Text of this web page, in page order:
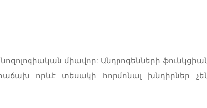
նոզոլոգիական միավոր: Անդրոգենների
որևէ տեսակի հորմոնալ խնդիրներ